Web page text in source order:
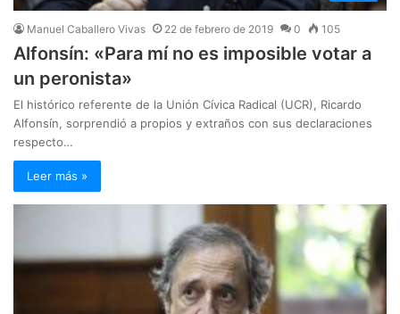
Manuel Caballero Vivas 22 de febrero de 2019 0 105
​Alfonsín: «Para mí no es imposible votar a
un peronista»
​El histórico referente de la Unión Cívica Radical (UCR), Ricardo
Alfonsín, sorprendió a propios y extraños con sus declaraciones
respecto…
Leer más »